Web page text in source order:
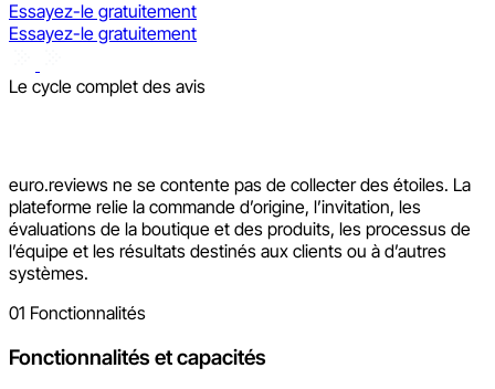
Essayez-le gratuitement
Essayez-le gratuitement
Le cycle complet des avis
euro.reviews ne se contente pas de collecter des étoiles. La
plateforme relie la commande d’origine, l’invitation, les
évaluations de la boutique et des produits, les processus de
l’équipe et les résultats destinés aux clients ou à d’autres
systèmes.
01 Fonctionnalités
Fonctionnalités et capacités